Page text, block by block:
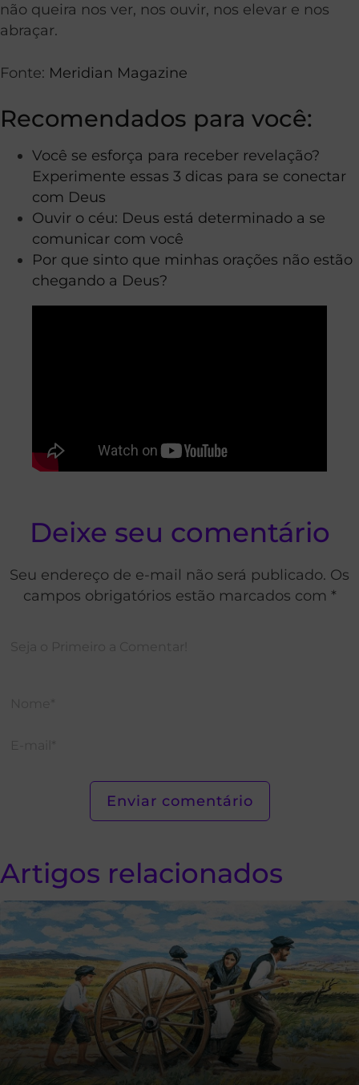
não queira nos ver, nos ouvir, nos elevar e nos
abraçar.
Fonte: Meridian Magazine
Recomendados para você:
Você se esforça para receber revelação?
Experimente essas 3 dicas para se conectar
com Deus
Ouvir o céu: Deus está determinado a se
comunicar com você
Por que sinto que minhas orações não estão
chegando a Deus?
Deixe seu comentário
Seu endereço de e-mail não será publicado. Os
campos obrigatórios estão marcados com *
Artigos relacionados